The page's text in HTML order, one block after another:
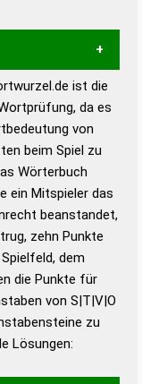
zu
um die
Spiel zu
in 12 Bänden
und gutes
Grammatik
ist die
da es
von
beim Spiel zu
Wörterbuch
ein Mitspieler das
beanstandet,
zehn Punkte
dem
die Punkte für
von S|T|V|O
zu
Lösungen: